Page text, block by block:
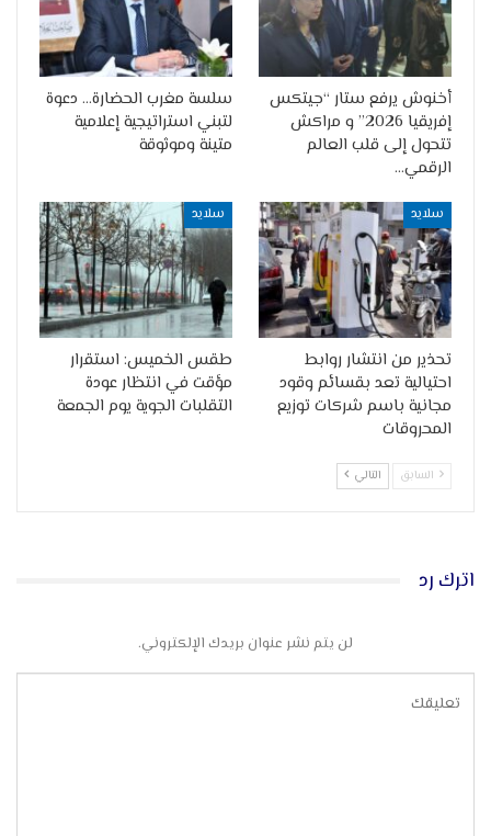
أخنوش يرفع ستار “جيتكس
إفريقيا 2026” و مراكش
تتحول إلى قلب العالم
الرقمي…
سلسة مغرب الحضارة… دعوة
لتبني استراتيجية إعلامية
متينة وموثوقة
سلايد
تحذير من انتشار روابط
احتيالية تعد بقسائم وقود
مجانية باسم شركات توزيع
المحروقات
سلايد
طقس الخميس: استقرار
مؤقت في انتظار عودة
التقلبات الجوية يوم الجمعة
السابق التالي
اترك رد
لن يتم نشر عنوان بريدك الإلكتروني.